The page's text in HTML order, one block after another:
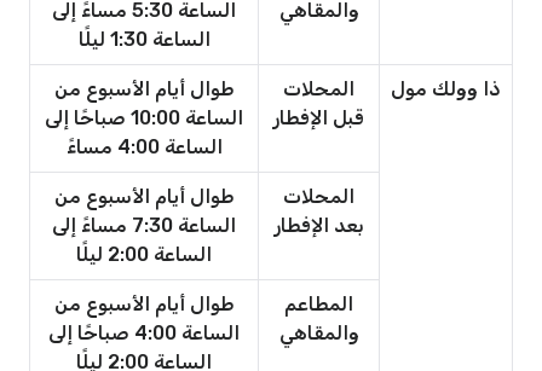
والمقاهي
الساعة 5:30 مساءً إلى
الساعة 1:30 ليلًا
ذا وولك مول
المحلات
قبل الإفطار
طوال أيام الأسبوع من
الساعة 10:00 صباحًا إلى
الساعة 4:00 مساءً
المحلات
بعد الإفطار
طوال أيام الأسبوع من
الساعة 7:30 مساءً إلى
الساعة 2:00 ليلًا
المطاعم
والمقاهي
طوال أيام الأسبوع من
الساعة 4:00 صباحًا إلى
الساعة 2:00 ليلًا